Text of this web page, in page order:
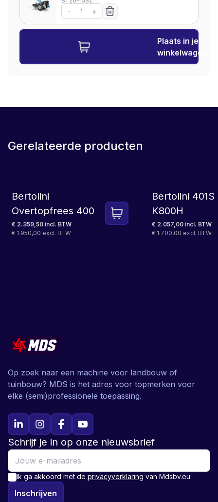
- +
Plaats in je
winkelwagen
Gerelateerde producten
Bertolini
Overtopfrees 400
€ 2.359,50 incl. BTW
€ 1.950,00 excl. BTW
Bertolini 401S
K800H
€ 2.057,00 incl. BTW
€ 1.700,00 excl. BTW
Op zoek naar een machine voor landbouw of
tuinbouw? MDS is het adres voor topmerken voor
elke (semi)professionele toepassing.
Schrijf je in op onze nieuwsbrief
Ik ga akkoord met de privacyverklaring van Mdsbv.eu
Inschrijven